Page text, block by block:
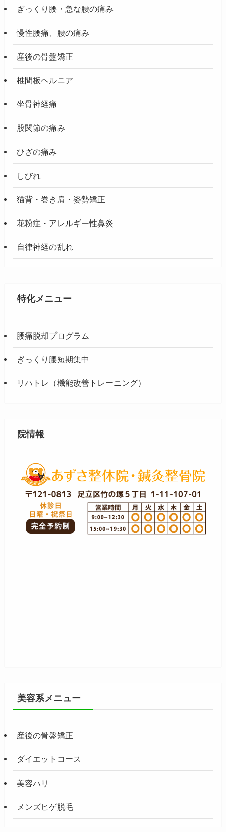
ぎっくり腰・急な腰の痛み
慢性腰痛、腰の痛み
産後の骨盤矯正
椎間板ヘルニア
坐骨神経痛
股関節の痛み
ひざの痛み
しびれ
猫背・巻き肩・姿勢矯正
花粉症・アレルギー性鼻炎
自律神経の乱れ
特化メニュー
腰痛脱却プログラム
ぎっくり腰短期集中
リハトレ（機能改善トレーニング）
院情報
美容系メニュー
産後の骨盤矯正
ダイエットコース
美容ハリ
メンズヒゲ脱毛